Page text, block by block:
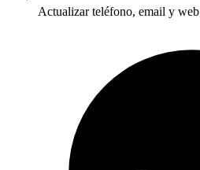
Actualizar teléfono, email y web